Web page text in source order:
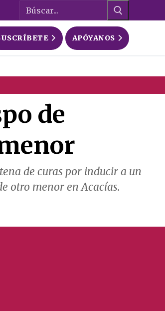
APÓYANOS
de
de curas por inducir a un
otro menor en Acacías.